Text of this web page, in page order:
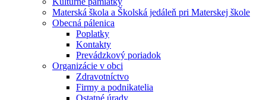
Materská škola a Školská jedáleň pri Materskej škole
Obecná pálenica
Poplatky
Kontakty
Prevádzkový poriadok
Organizácie v obci
Zdravotníctvo
Firmy a podnikatelia
Ostatné úrady